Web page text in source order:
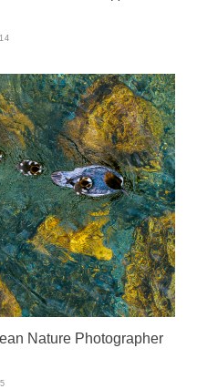
Nature Photographer